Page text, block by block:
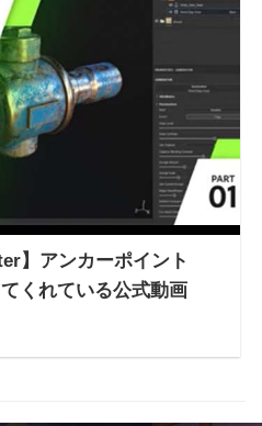
】アンカーポイント
くれている公式動画